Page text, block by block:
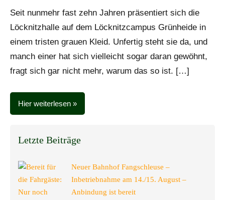
Seit nunmehr fast zehn Jahren präsentiert sich die
Löcknitzhalle auf dem Löcknitzcampus Grünheide in
einem tristen grauen Kleid. Unfertig steht sie da, und
manch einer hat sich vielleicht sogar daran gewöhnt,
fragt sich gar nicht mehr, warum das so ist. […]
Hier weiterlesen
Letzte Beiträge
Neuer Bahnhof Fangschleuse –
Inbetriebnahme am 14./15. August –
Anbindung ist bereit